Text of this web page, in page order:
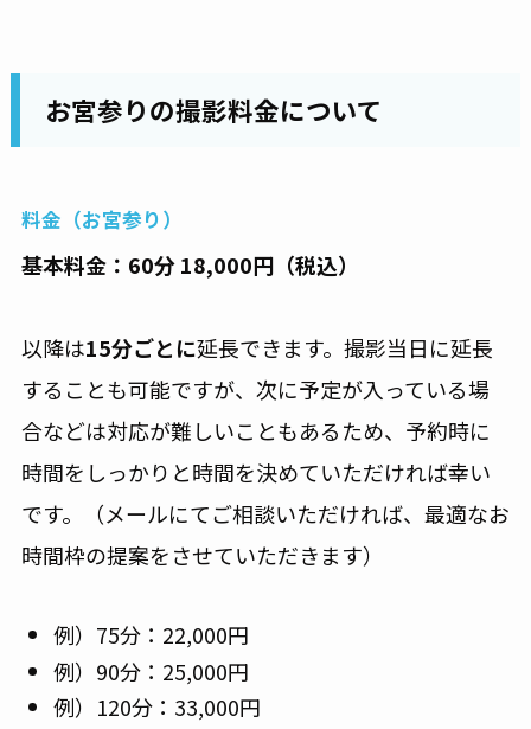
お宮参りの撮影料金について
料金（お宮参り）
基本料金：60分 18,000円（税込）
以降は15分ごとに延長できます。撮影当日に延長
することも可能ですが、次に予定が入っている場
合などは対応が難しいこともあるため、予約時に
時間をしっかりと時間を決めていただければ幸い
です。（メールにてご相談いただければ、最適なお
時間枠の提案をさせていただきます）
例）75分：22,000円
例）90分：25,000円
例）120分：33,000円